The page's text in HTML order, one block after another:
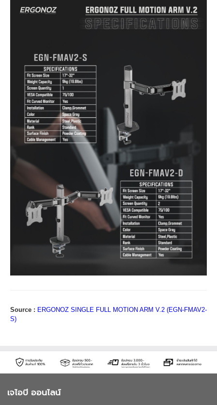
Source : ERGONOZ SINGLE FULL MOTION ARM V.2 (EGN-FMAV2-
S)
เจไอบี ออนไลน์